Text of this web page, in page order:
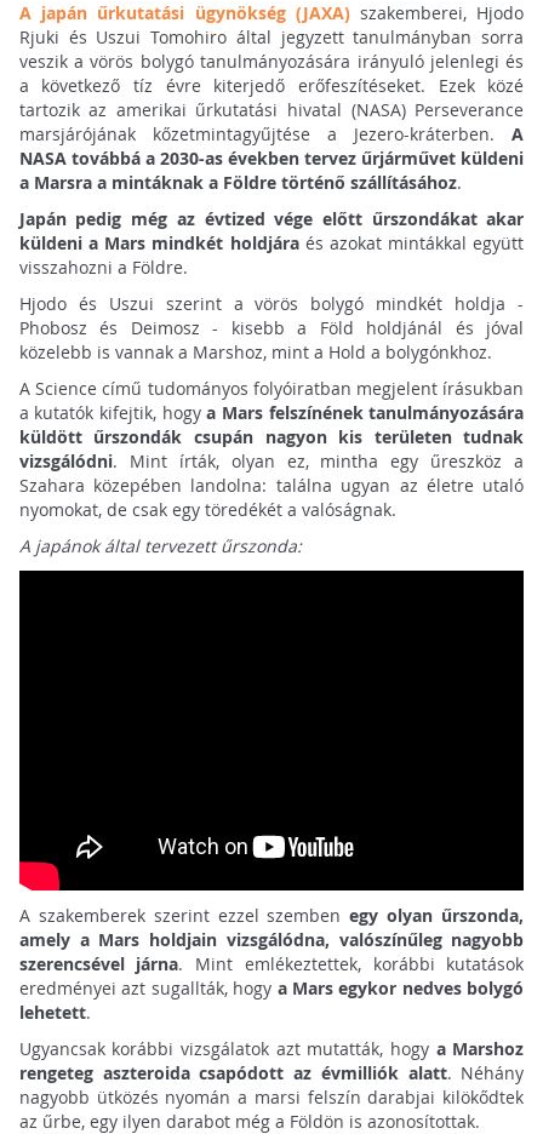
A japán űrkutatási ügynökség (JAXA)szakemberei, Hjodo
Rjuki és Uszui Tomohiro által jegyzett tanulmányban sorra
veszik a vörös bolygó tanulmányozására irányuló jelenlegi és
a következő tíz évre kiterjedő erőfeszítéseket. Ezek közé
tartozik az amerikai űrkutatási hivatal (NASA) Perseverance
marsjárójának kőzetmintagyűjtése a Jezero-kráterben.A
NASA továbbá a 2030-as években tervez űrjárművet küldeni
a Marsra a mintáknak a Földre történő szállításához.
Japán pedig még az évtized vége előtt űrszondákat akar
küldeni a Mars mindkét holdjáraés azokat mintákkal együtt
visszahozni a Földre.
Hjodo és Uszui szerint a vörös bolygó mindkét holdja -
Phobosz és Deimosz - kisebb a Föld holdjánál és jóval
közelebb is vannak a Marshoz, mint a Hold a bolygónkhoz.
A Science című tudományos folyóiratban megjelent írásukban
a kutatók kifejtik, hogya Mars felszínének tanulmányozására
küldött űrszondák csupán nagyon kis területen tudnak
vizsgálódni. Mint írták, olyan ez, mintha egy űreszköz a
Szahara közepében landolna: találna ugyan az életre utaló
nyomokat, de csak egy töredékét a valóságnak.
A japánok által tervezett űrszonda:
A szakemberek szerint ezzel szembenegy olyan űrszonda,
amely a Mars holdjain vizsgálódna, valószínűleg nagyobb
szerencsével járna. Mint emlékeztettek, korábbi kutatások
eredményei azt sugallták, hogy a Mars egykor nedves bolygó
lehetett.
Ugyancsak korábbi vizsgálatok azt mutatták, hogy a Marshoz
rengeteg aszteroida csapódott az évmilliók alatt. Néhány
nagyobb ütközés nyomán a marsi felszín darabjai kilökődtek
az űrbe, egy ilyen darabot még a Földön is azonosítottak.